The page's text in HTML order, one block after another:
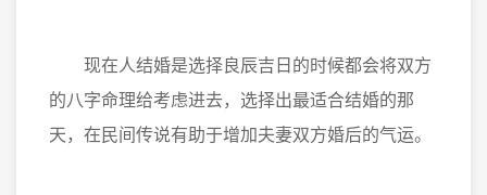
现在人结婚是选择良辰吉日的时候都会将双方
的八字命理给考虑进去，选择出最适合结婚的那
天，在民间传说有助于增加夫妻双方婚后的气运。